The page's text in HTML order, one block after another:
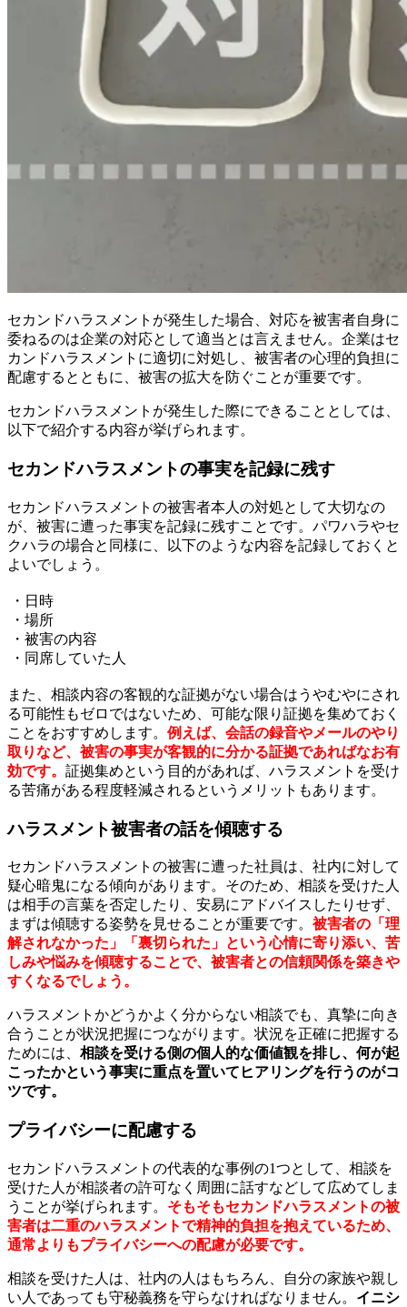
セカンドハラスメントが発生した場合、対応を被害者自身に
委ねるのは企業の対応として適当とは言えません。企業はセ
カンドハラスメントに適切に対処し、被害者の心理的負担に
配慮するとともに、被害の拡大を防ぐことが重要です。
セカンドハラスメントが発生した際にできることとしては、
以下で紹介する内容が挙げられます。
セカンドハラスメントの事実を記録に残す
セカンドハラスメントの被害者本人の対処として大切なの
が、被害に遭った事実を記録に残すことです。パワハラやセ
クハラの場合と同様に、以下のような内容を記録しておくと
よいでしょう。
・日時
・場所
・被害の内容
・同席していた人
また、相談内容の客観的な証拠がない場合はうやむやにされ
る可能性もゼロではないため、可能な限り証拠を集めておく
ことをおすすめします。 例えば、会話の録音やメールのやり
取りなど、被害の事実が客観的に分かる証拠であればなお有
効です。 証拠集めという目的があれば、ハラスメントを受け
る苦痛がある程度軽減されるというメリットもあります。
ハラスメント被害者の話を傾聴する
セカンドハラスメントの被害に遭った社員は、社内に対して
疑心暗鬼になる傾向があります。そのため、相談を受けた人
は相手の言葉を否定したり、安易にアドバイスしたりせず、
まずは傾聴する姿勢を見せることが重要です。 被害者の「理
解されなかった」「裏切られた」という心情に寄り添い、苦
しみや悩みを傾聴することで、被害者との信頼関係を築きや
すくなるでしょう。
ハラスメントかどうかよく分からない相談でも、真摯に向き
合うことが状況把握につながります。状況を正確に把握する
ためには、 相談を受ける側の個人的な価値観を排し、何が起
こったかという事実に重点を置いてヒアリングを行うのがコ
ツです。
プライバシーに配慮する
セカンドハラスメントの代表的な事例の1つとして、相談を
受けた人が相談者の許可なく周囲に話すなどして広めてしま
うことが挙げられます。 そもそもセカンドハラスメントの被
害者は二重のハラスメントで精神的負担を抱えているため、
通常よりもプライバシーへの配慮が必要です。
相談を受けた人は、社内の人はもちろん、自分の家族や親し
い人であっても守秘義務を守らなければなりません。 イニシ